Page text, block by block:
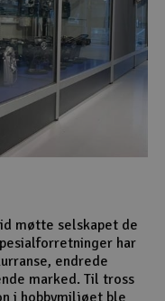
møtte selskapet de
har
endrede
marked. Til tross
i hobbymiljøet ble